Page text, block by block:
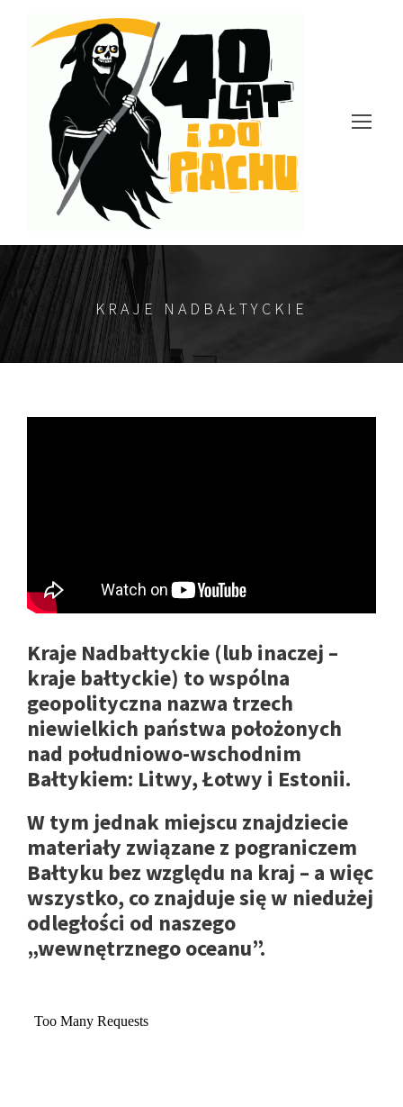
KRAJE NADBAŁTYCKIE
Kraje Nadbałtyckie (lub inaczej –
kraje bałtyckie) to wspólna
geopolityczna nazwa trzech
niewielkich państwa położonych
nad południowo-wschodnim
Bałtykiem: Litwy, Łotwy i Estonii.
W tym jednak miejscu znajdziecie
materiały związane z pograniczem
Bałtyku bez względu na kraj – a więc
wszystko, co znajduje się w niedużej
odległości od naszego
„wewnętrznego oceanu”.